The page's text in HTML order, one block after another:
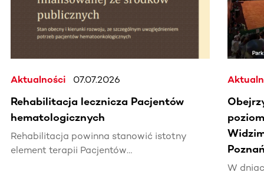
Aktualności 07.07.2026
Rehabilitacja lecznicza Pacjentów
hematologicznych
Rehabilitacja powinna stanowić istotny
element terapii Pacjentów
W